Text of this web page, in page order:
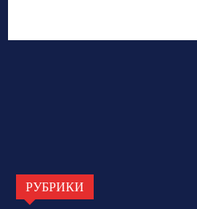
РУБРИКИ